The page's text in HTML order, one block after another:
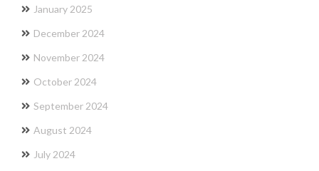
January 2025
December 2024
November 2024
October 2024
September 2024
August 2024
July 2024